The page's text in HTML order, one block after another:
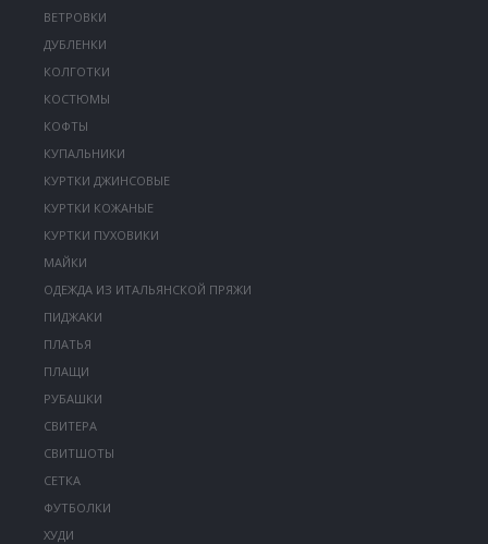
ВЕТРОВКИ
ДУБЛЕНКИ
КОЛГОТКИ
КОСТЮМЫ
КОФТЫ
КУПАЛЬНИКИ
КУРТКИ ДЖИНСОВЫЕ
КУРТКИ КОЖАНЫЕ
КУРТКИ ПУХОВИКИ
МАЙКИ
ОДЕЖДА ИЗ ИТАЛЬЯНСКОЙ ПРЯЖИ
ПИДЖАКИ
ПЛАТЬЯ
ПЛАЩИ
РУБАШКИ
СВИТЕРА
СВИТШОТЫ
СЕТКА
ФУТБОЛКИ
ХУДИ